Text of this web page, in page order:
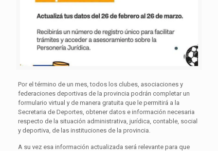
Por el término de un mes, todos los clubes, asociaciones y
federaciones deportivas de la provincia podrán completar un
formulario virtual y de manera gratuita que le permitirá a la
Secretaria de Deportes, obtener datos e información necesaria
respecto de la situación administrativa, jurídica, contable, social
y deportiva, de las instituciones de la provincia.
A su vez esa información actualizada será relevante para que